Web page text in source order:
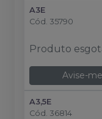
A3E
Cód. 35790
Produto
Avise-me
A3,5E
Cód. 36814